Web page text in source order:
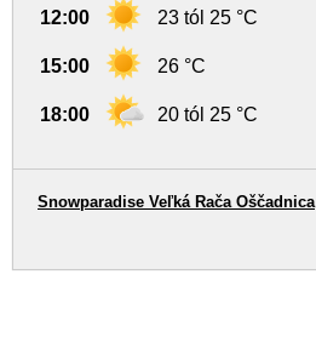
12:00 23 tól 25 °C
15:00 26 °C
18:00 20 tól 25 °C
Snowparadise Veľká Rača Oščadnica